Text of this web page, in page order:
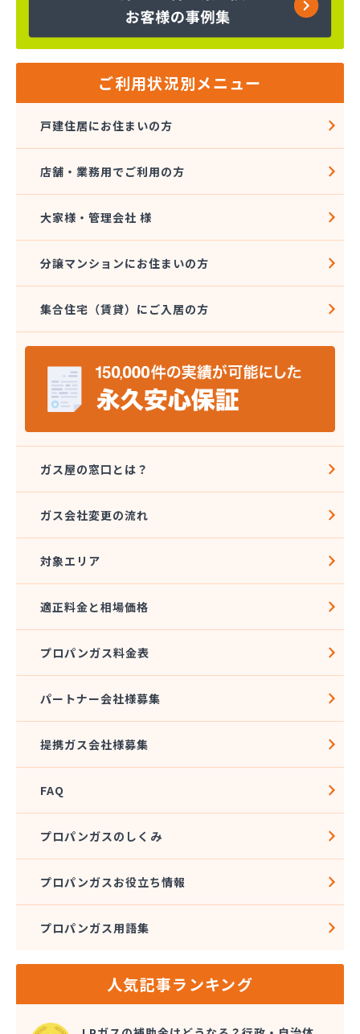
株式会社エクシング
株式会社エネサンス関東 八王子営業所
株式会社オージーサービス
株式会社ガスパル青梅販売所
株式会社グリーンエネルギー関東
株式会社サイサン 新小岩営業所
株式会社さかなや本店 プロパンガス燃料部
株式会社サンマイティ
株式会社シャイニングサービス 江戸川営業所
株式会社スギモト
株式会社スズキ
株式会社セイカ 京王営業所
株式会社タジマ
株式会社トーエーテクニカ
株式会社トーエル 西東京営業所
株式会社ながや化学工業
株式会社ニシヤマ
株式会社ミツウロコ 城東店
株式会社ミツウロコ 西東京店
株式会社リビングガスショップよしのや
株式会社安井商店
株式会社伊興直井商店
株式会社円上クサマ商店
株式会社乙女屋本店
株式会社加藤ガス設備
株式会社角屋
株式会社菊屋住宅設備
株式会社久光
株式会社近藤ホームガス
株式会社後藤商事
株式会社高木商店
株式会社今西
株式会社三金住宅
株式会社山口商店
株式会社山本燃料住設サービス
株式会社市川燃料店
株式会社滋田燃料
ご利用状況別メニュー
戸建住居にお住まいの方
店舗・業務用でご利用の方
大家様・管理会社 様
分譲マンションにお住まいの方
集合住宅（賃貸）にご入居の方
ガス屋の窓口とは？
ガス会社変更の流れ
対象エリア
適正料金と相場価格
プロパンガス料金表
パートナー会社様募集
提携ガス会社様募集
FAQ
プロパンガスのしくみ
プロパンガスお役立ち情報
プロパンガス用語集
人気記事ランキング